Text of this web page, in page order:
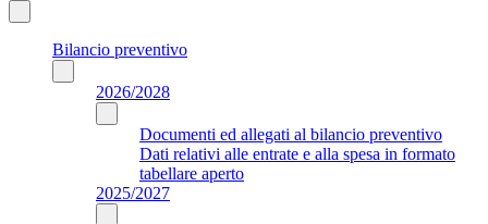
Bilancio preventivo
2026/2028
Documenti ed allegati al bilancio preventivo
Dati relativi alle entrate e alla spesa in formato
tabellare aperto
2025/2027